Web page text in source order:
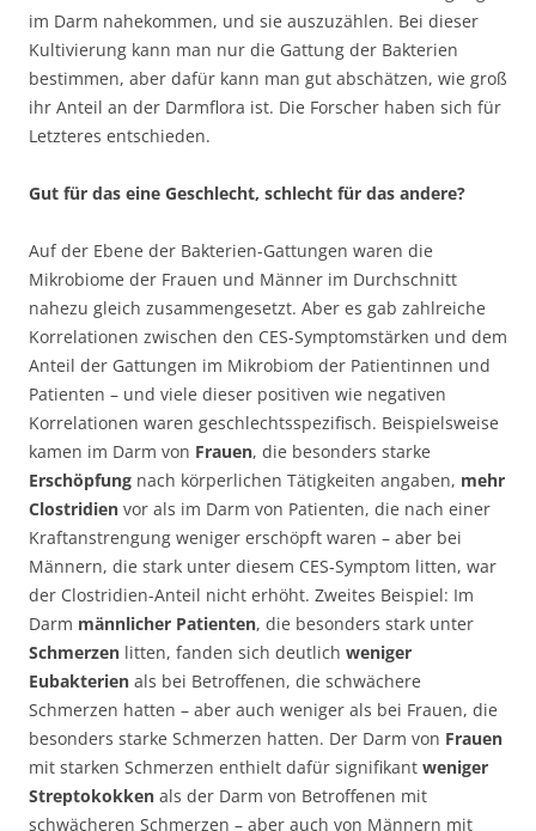
im Darm nahekommen, und sie auszuzählen. Bei dieser
Kultivierung kann man nur die Gattung der Bakterien
bestimmen, aber dafür kann man gut abschätzen, wie groß
ihr Anteil an der Darmflora ist. Die Forscher haben sich für
Letzteres entschieden.
Gut für das eine Geschlecht, schlecht für das andere?
Auf der Ebene der Bakterien-Gattungen waren die
Mikrobiome der Frauen und Männer im Durchschnitt
nahezu gleich zusammengesetzt. Aber es gab zahlreiche
Korrelationen zwischen den CES-Symptomstärken und dem
Anteil der Gattungen im Mikrobiom der Patientinnen und
Patienten – und viele dieser positiven wie negativen
Korrelationen waren geschlechtsspezifisch. Beispielsweise
kamen im Darm von Frauen, die besonders starke
Erschöpfung nach körperlichen Tätigkeiten angaben, mehr
Clostridien vor als im Darm von Patienten, die nach einer
Kraftanstrengung weniger erschöpft waren – aber bei
Männern, die stark unter diesem CES-Symptom litten, war
der Clostridien-Anteil nicht erhöht. Zweites Beispiel: Im
Darm männlicher Patienten, die besonders stark unter
Schmerzen litten, fanden sich deutlich weniger
Eubakterien als bei Betroffenen, die schwächere
Schmerzen hatten – aber auch weniger als bei Frauen, die
besonders starke Schmerzen hatten. Der Darm von Frauen
mit starken Schmerzen enthielt dafür signifikant weniger
Streptokokken als der Darm von Betroffenen mit
schwächeren Schmerzen – aber auch von Männern mit